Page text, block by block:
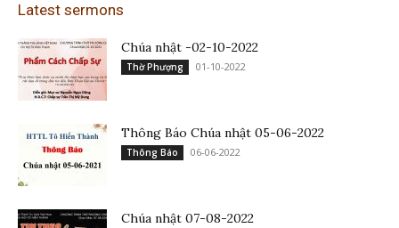
Latest sermons
Chúa nhật -02-10-2022
Thờ Phượng 01-10-2022
Thông Báo Chúa nhật 05-06-2022
Thông Báo 06-06-2022
Chúa nhật 07-08-2022